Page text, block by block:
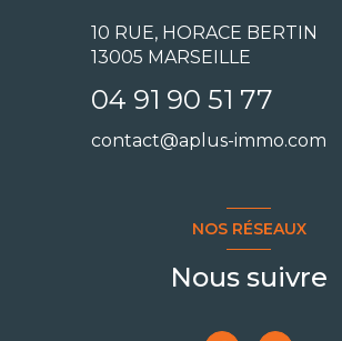
10 RUE, HORACE BERTIN
13005 MARSEILLE
04 91 90 51 77
contact@aplus-immo.com
NOS RÉSEAUX
Nous suivre